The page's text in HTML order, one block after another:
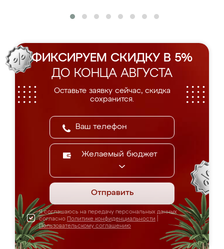
ФИКСИРУЕМ СКИДКУ В 5%
ДО КОНЦА АВГУСТА
Оставьте заявку сейчас, скидка
сохранится.
Желаемый бюджет
Отправить
Я соглашаюсь на передачу персональных данных
согласно Политике конфиденциальности
Пользовательскому соглашению